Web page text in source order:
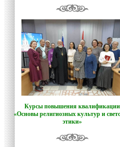
Курсы повышения квалификации
«Основы религиозных культур и
этики»